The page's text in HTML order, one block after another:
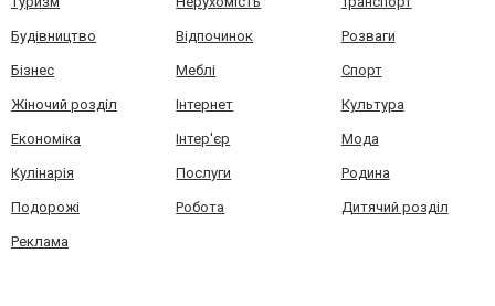
Будівництво Відпочинок Розваги
Бізнес Меблі Спорт
Жіночий розділ Інтернет Культура
Економіка Інтер'єр Мода
Кулінарія Послуги Родина
Подорожі Робота Дитячий розділ
Реклама